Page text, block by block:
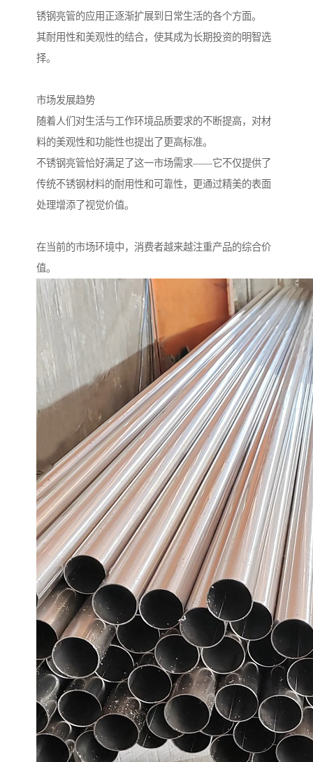
锈钢亮管的应用正逐渐扩展到日常生活的各个方面。
其耐用性和美观性的结合，使其成为长期投资的明智选
择。
市场发展趋势
随着人们对生活与工作环境品质要求的不断提高，对材
料的美观性和功能性也提出了更高标准。
不锈钢亮管恰好满足了这一市场需求——它不仅提供了
传统不锈钢材料的耐用性和可靠性，更通过精美的表面
处理增添了视觉价值。
在当前的市场环境中，消费者越来越注重产品的综合价
值。